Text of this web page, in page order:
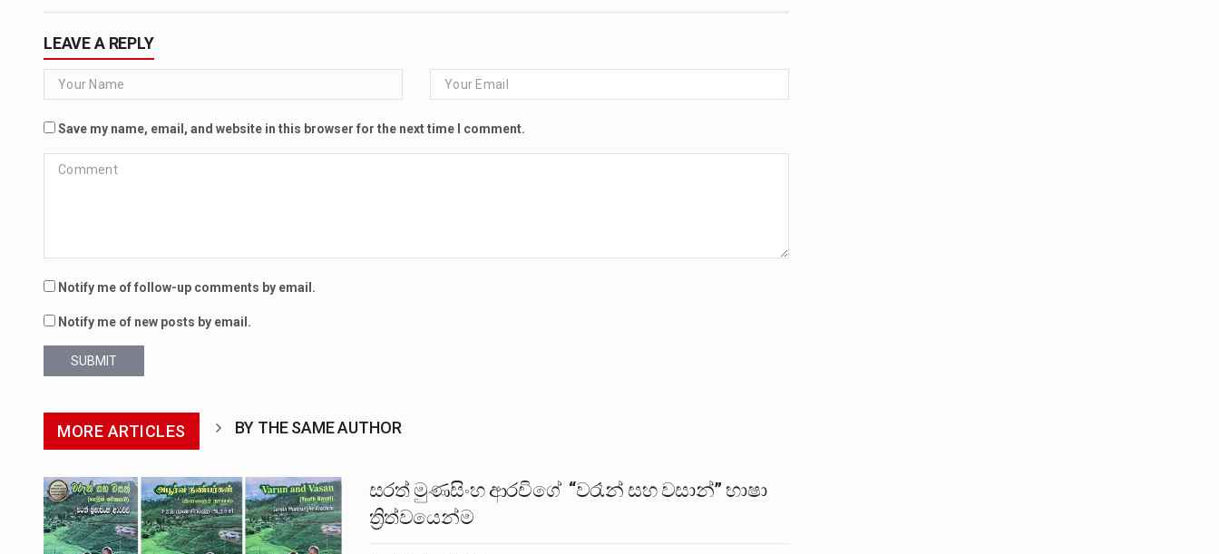
LEAVE A REPLY
Save my name, email, and website in this browser for the next time I comment.
Notify me of follow-up comments by email.
Notify me of new posts by email.
SUBMIT
MORE ARTICLES BY THE SAME AUTHOR
සරත් මුණසිංහ ආරචිගේ “වරෑන් සහ වසාන්” භාෂා
ත්‍රිත්වයෙන්ම